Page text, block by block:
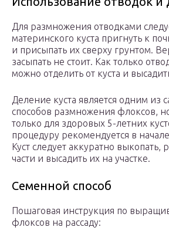
Для размножения отводками
материнского куста пригнуть к
и присыпать их сверху грунтом.
засыпать не стоит. Как только
можно отделить от куста и
Деление куста является одним из
способов размножения флоксов,
только для здоровых 5-летних
процедуру рекомендуется в
Куст следует аккуратно выкопать,
части и высадить их на участке.
Семенной способ
Пошаговая инструкция по
флоксов на рассаду: